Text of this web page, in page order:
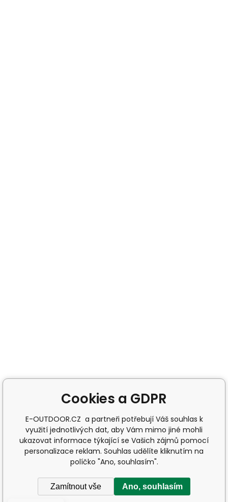
Cookies a GDPR
E-OUTDOOR.CZ a partneři potřebují Váš souhlas k
využití jednotlivých dat, aby Vám mimo jiné mohli
ukazovat informace týkající se Vašich zájmů pomocí
personalizace reklam. Souhlas udělíte kliknutím na
políčko "Ano, souhlasím".
Zamítnout vše Ano, souhlasím